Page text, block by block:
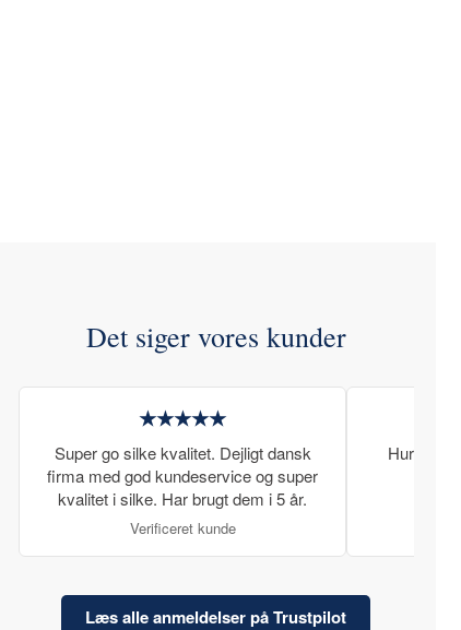
Det siger vores kunder
★★★★★
Super go silke kvalitet. Dejligt dansk
firma med god kundeservice og super
kvalitet i silke. Har brugt dem i 5 år.
Verificeret kunde
Hurtig
Læs alle anmeldelser på Trustpilot